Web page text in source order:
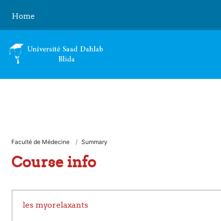
Home
Faculté de Médecine Summary
Course info
les myorelaxants